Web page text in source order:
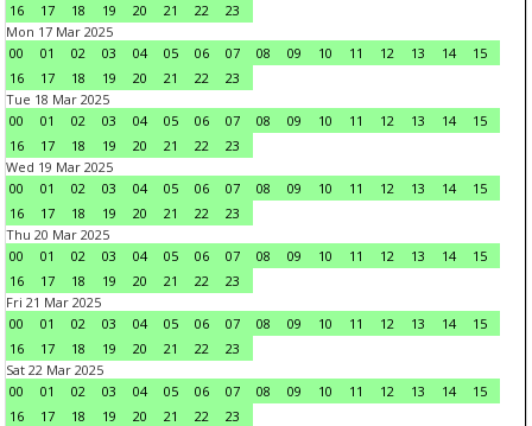
16
17 18 19 20 21 22
23
Mon 17 Mar 2025
00
01 02 03 04 05 06 07 08 09 10 11 12 13 14
15
16
17 18 19 20 21 22
23
Tue 18 Mar 2025
00
01 02 03 04 05 06 07 08 09 10 11 12 13 14
15
16
17 18 19 20 21 22
23
Wed 19 Mar 2025
00
01 02 03 04 05 06 07 08 09 10 11 12 13 14
15
16
17 18 19 20 21 22
23
Thu 20 Mar 2025
00
01 02 03 04 05 06 07 08 09 10 11 12 13 14
15
16
17 18 19 20 21 22
23
Fri 21 Mar 2025
00
01 02 03 04 05 06 07 08 09 10 11 12 13 14
15
16
17 18 19 20 21 22
23
Sat 22 Mar 2025
00
01 02 03 04 05 06 07 08 09 10 11 12 13 14
15
16
17 18 19 20 21 22
23